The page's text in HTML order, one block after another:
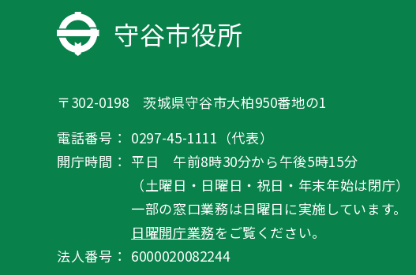
守谷市役所
〒302-0198 茨城県守谷市大柏950番地の1
電話番号： 0297-45-1111（代表）
開庁時間： 平日 午前8時30分から午後5時15分
（土曜日・日曜日・祝日・年末年始は閉庁）
一部の窓口業務は日曜日に実施しています。
日曜開庁業務をご覧ください。
法人番号： 6000020082244